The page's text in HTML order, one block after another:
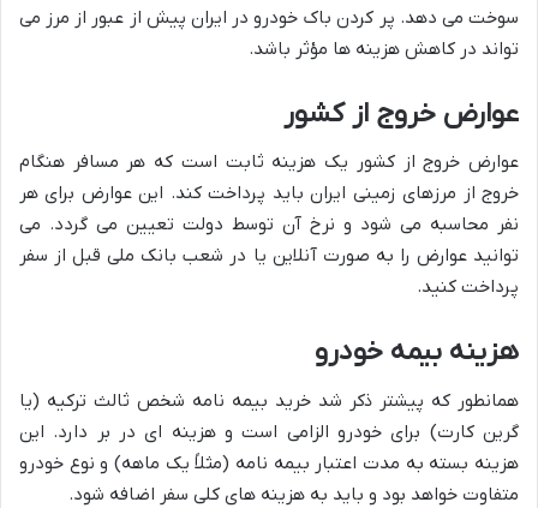
سوخت می دهد. پر کردن باک خودرو در ایران پیش از عبور از مرز می
تواند در کاهش هزینه ها مؤثر باشد.
عوارض خروج از کشور
عوارض خروج از کشور یک هزینه ثابت است که هر مسافر هنگام
خروج از مرزهای زمینی ایران باید پرداخت کند. این عوارض برای هر
نفر محاسبه می شود و نرخ آن توسط دولت تعیین می گردد. می
توانید عوارض را به صورت آنلاین یا در شعب بانک ملی قبل از سفر
پرداخت کنید.
هزینه بیمه خودرو
همانطور که پیشتر ذکر شد خرید بیمه نامه شخص ثالث ترکیه (یا
گرین کارت) برای خودرو الزامی است و هزینه ای در بر دارد. این
هزینه بسته به مدت اعتبار بیمه نامه (مثلاً یک ماهه) و نوع خودرو
متفاوت خواهد بود و باید به هزینه های کلی سفر اضافه شود.